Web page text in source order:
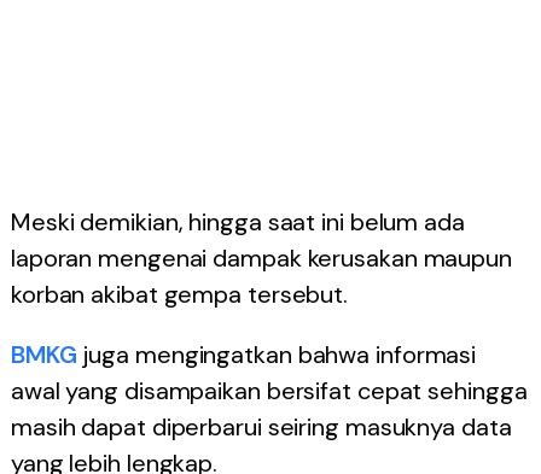
Meski demikian, hingga saat ini belum ada
laporan mengenai dampak kerusakan maupun
korban akibat gempa tersebut.
BMKG juga mengingatkan bahwa informasi
awal yang disampaikan bersifat cepat sehingga
masih dapat diperbarui seiring masuknya data
yang lebih lengkap.